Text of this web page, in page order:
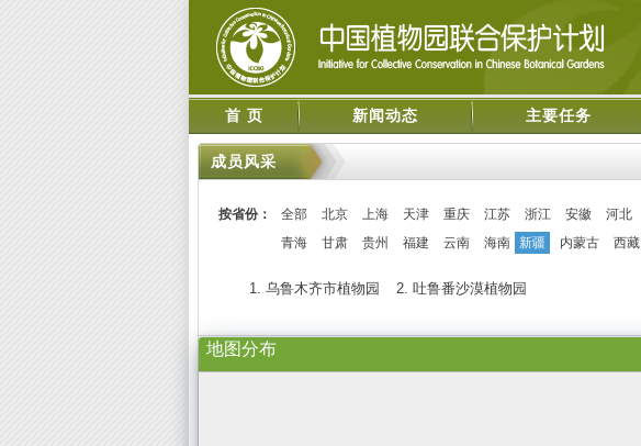
首 页 新闻动态 主要任务
成员风采
按省份： 全部 北京 上海 天津 重庆 江苏 浙江 安徽 河北
青海
甘肃 贵州 福建 云南 海南 新疆 内蒙古 西藏
1. 乌鲁木齐市植物园 2. 吐鲁番沙漠植物园
地图分布